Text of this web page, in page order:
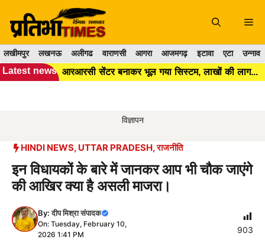
content
लखीमपुर लखनऊ अलीगढ वाराणसी आगरा आजमगढ़ इटावा एटा उन्नाव
Latest news आरआरसी सेंटर बनाकर भूल गया सिस्टम, लाखों की लागत के बाद भी कूड़ा प्रबंधन बेपटरी।।
विज्ञापन
HINDI NEWS, UTTAR PRADESH,राजनीति
इन विधायकों के बारे में जानकर आप भी चौक जाएंगे
की आखिर क्या है असली माजरा।
By:दीप मिश्रा संपादक
On: Tuesday, February 10,
2026 1:41 PM
903